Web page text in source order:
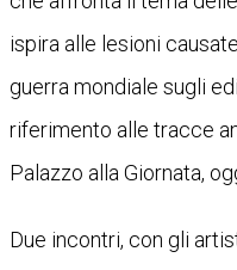
ispira alle lesioni
guerra mondiale sugli
riferimento alle tracce
Palazzo alla Giornata,
Due incontri, con gli